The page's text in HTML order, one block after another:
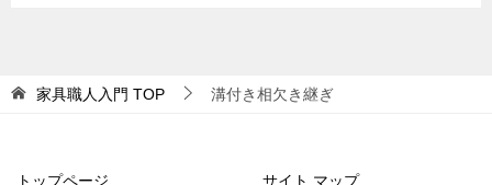
家具職人入門 TOP 溝付き相欠き継ぎ
トップページ サイト マップ